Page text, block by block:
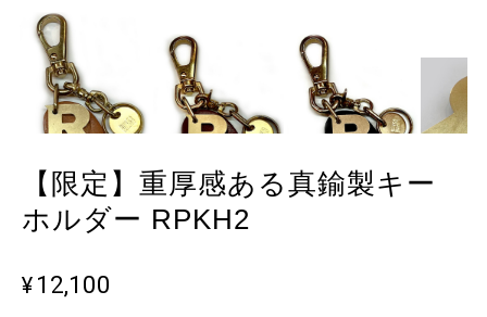
【限定】重厚感ある真鍮製キー
ホルダー RPKH2
¥12,100